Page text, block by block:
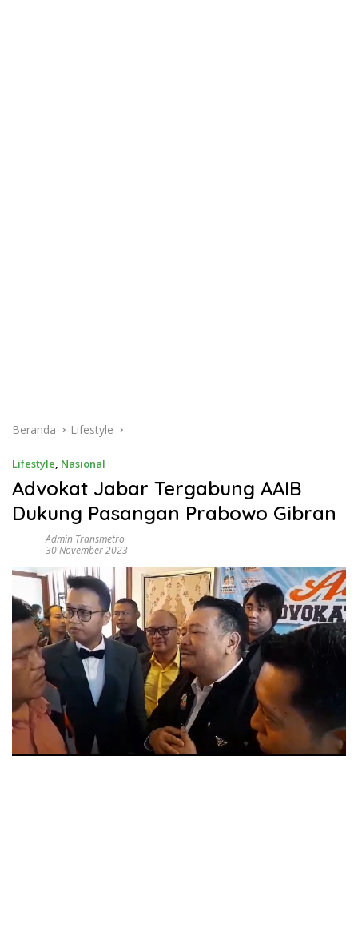
Beranda Lifestyle
Lifestyle, Nasional
Advokat Jabar Tergabung AAIB
Dukung Pasangan Prabowo Gibran
Admin Transmetro
30 November 2023